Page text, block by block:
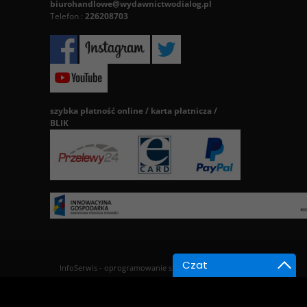
Czat
biurohandlowe@wydawnictwodialog.pl
Telefon : 226208703
szybka płatność online / karta płatnicza /
BLIK
InfoSerwis - oprogramowanie sklepu BestSeller